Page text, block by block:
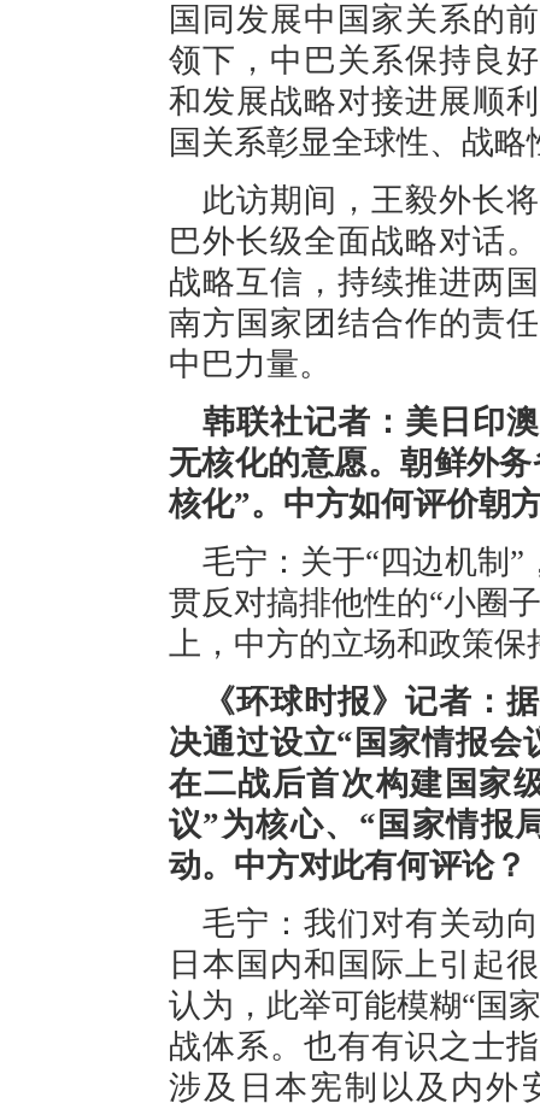
国同发展中国家关系的
领下，中巴关系保持良
和发展战略对接进展顺
国关系彰显全球性、战
此访期间，王毅外长
巴外长级全面战略对话
战略互信，持续推进两
南方国家团结合作的责
中巴力量。
韩联社记者：美日印
无核化的意愿。朝鲜外
核化”。中方如何评价朝
毛宁：关于“四边机制
贯反对搞排他性的“小圈
上，中方的立场和政策
《环球时报》记者：
决通过设立“国家情报会
在二战后首次构建国家
议”为核心、“国家情报
动。中方对此有何评论？
毛宁：我们对有关动
日本国内和国际上引起
认为，此举可能模糊“国
战体系。也有有识之士
涉及日本宪制以及内外